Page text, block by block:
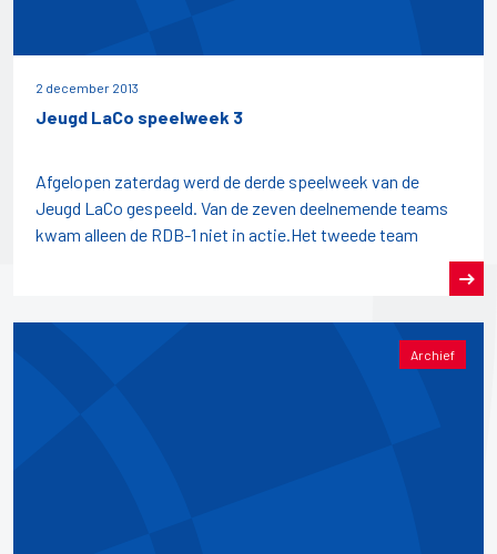
2 december 2013
Jeugd LaCo speelweek 3
Afgelopen zaterdag werd de derde speelweek van de
Jeugd LaCo gespeeld. Van de zeven deelnemende teams
kwam alleen de RDB-1 niet in actie.Het tweede team
Archief